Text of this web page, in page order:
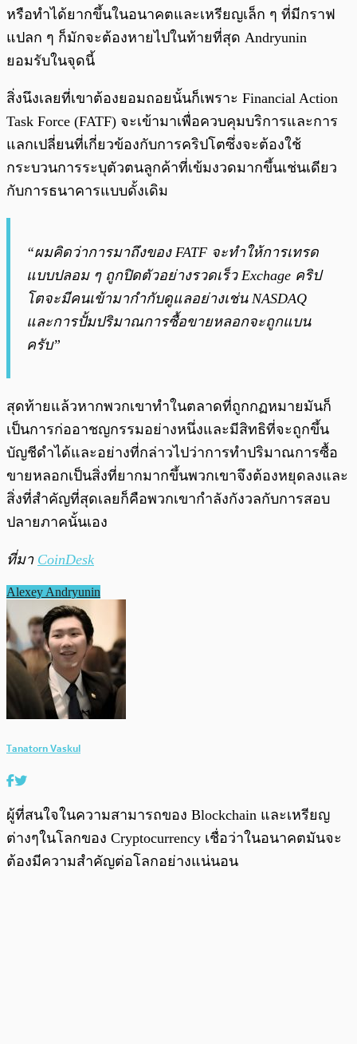
หรือทำได้ยากขึ้นในอนาคตและเหรียญเล็ก ๆ ที่มีกราฟ
แปลก ๆ ก็มักจะต้องหายไปในท้ายที่สุด Andryunin
ยอมรับในจุดนี้
สิ่งนึงเลยที่เขาต้องยอมถอยนั้นก็เพราะ Financial Action
Task Force (FATF) จะเข้ามาเพื่อควบคุมบริการและการ
แลกเปลี่ยนที่เกี่ยวข้องกับการคริปโตซึ่งจะต้องใช้
กระบวนการระบุตัวตนลูกค้าที่เข้มงวดมากขึ้นเช่นเดียว
กับการธนาคารแบบดั้งเดิม
“ผมคิดว่าการมาถึงของ FATF จะทำให้การเทรด
แบบปลอม ๆ ถูกปิดตัวอย่างรวดเร็ว Exchage คริป
โตจะมีคนเข้ามากำกับดูแลอย่างเช่น NASDAQ
และการปั้มปริมาณการซื้อขายหลอกจะถูกแบน
ครับ”
สุดท้ายแล้วหากพวกเขาทำในตลาดที่ถูกกฏหมายมันก็
เป็นการก่ออาชญกรรมอย่างหนึ่งและมีสิทธิที่จะถูกขึ้น
บัญชีดำได้และอย่างที่กล่าวไปว่าการทำปริมาณการซื้อ
ขายหลอกเป็นสิ่งที่ยากมากขึ้นพวกเขาจึงต้องหยุดลงและ
สิ่งที่สำคัญที่สุดเลยก็คือพวกเขากำลังกังวลกับการสอบ
ปลายภาคนั้นเอง
ที่มา CoinDesk
Alexey Andryunin
Tanatorn Vaskul
ผู้ที่สนใจในความสามารถของ Blockchain และเหรียญ
ต่างๆในโลกของ Cryptocurrency เชื่อว่าในอนาคตมันจะ
ต้องมีความสำคัญต่อโลกอย่างแน่นอน